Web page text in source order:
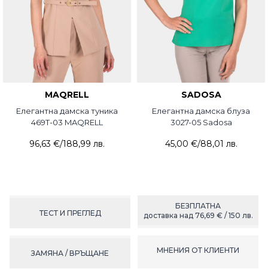
MAQRELL
Елегантна дамска туника
469T-03 MAQRELL
96,63 €/188,99 лв.
SADOSA
Елегантна дамска блуза
3027-05 Sadosa
45,00 €/88,01 лв.
ТЕСТ И ПРЕГЛЕД
БЕЗПЛАТНА
доставка над 76,69 € / 150 лв.
ЗАМЯНА / ВРЪЩАНЕ МНЕНИЯ ОТ КЛИЕНТИ